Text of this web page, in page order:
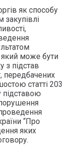
як способу
може бути
з підстав
передбачених
статті 203
підставою
“Про
яких